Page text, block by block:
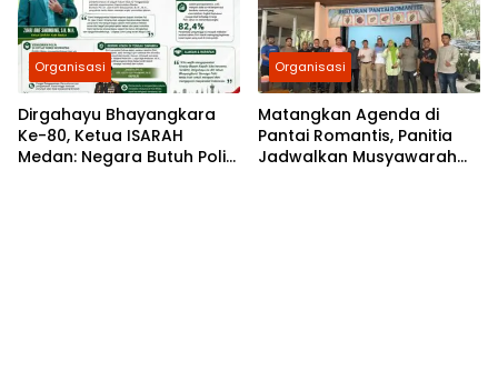
Organisasi
Dirgahayu Bhayangkara
Ke-80, Ketua ISARAH
Medan: Negara Butuh Polisi
Organisasi
Matangkan Agenda di
Pantai Romantis, Panitia
Jadwalkan Musyawarah